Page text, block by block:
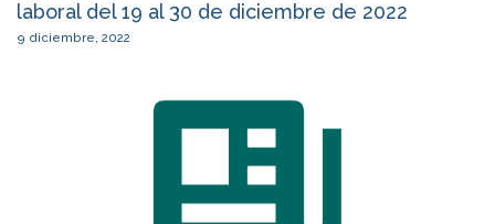
laboral del 19 al 30 de diciembre de 2022
9 diciembre, 2022